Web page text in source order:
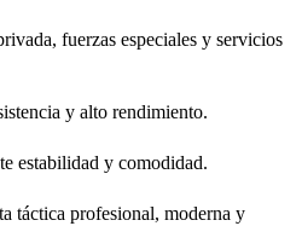
fuerzas especiales y servicios
y alto rendimiento.
estabilidad y comodidad.
táctica profesional, moderna y